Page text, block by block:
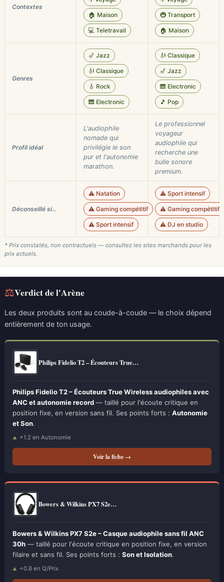
Contextes
🏠 Maison
💻 Teletravail
🚇 Transport
🏠 Maison
Genres
🎷 Jazz
🎻 Classique
🎸 Rock
🎹 Electronic
🎻 Classique
🎷 Jazz
🎹 Electronic
🎵 Pop
Profil idéal
L'audiophile
nomade qui
privilégie le son
pur et l'autonomie
marathon.
Le professionnel
voyageur
audiophile qui
recherche une
bulle sonore
premium.
Déconseillé si…
⚠️ Natation
⚠️ Gaming compétitif
⚠️ Sport intensif
⚠️ Sport intensif
⚠️ Gaming compétitif
⚠️ DJ en studio
* Prix constatés, non contractuels — consultez les sites marchands pour les
prix actuels.
⚖Verdict de l'Arène
Les deux produits sont au coude-à-coude — le choix dépend
entièrement de ton usage.
Philips Fidelio T2 – Écouteurs True…
Philips Fidelio T2 – Écouteurs True Wireless audiophiles avec
ANC et autonomie record — taillé pour l'écoute critique en
position fixe, en version sans fil. Ses points forts : Autonomie
et Son.
+1.2 en Autonomie
Voir la fiche →
Bowers & Wilkins PX7 S2e…
Bowers & Wilkins PX7 S2e – Casque audiophile sans fil ANC
30h — taillé pour l'écoute critique en position fixe, en version
filaire et sans fil. Ses points forts : Son et Isolation.
+0.8 en Q/Prix